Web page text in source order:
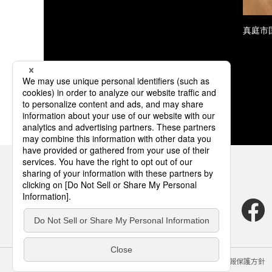
真庭市
サイトのご利用にあたって クッキーポリシー 個人情報保護方針